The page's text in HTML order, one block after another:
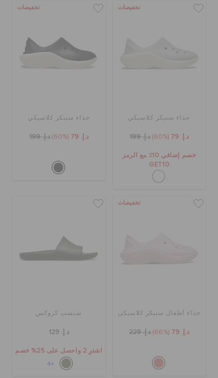
تخفيضات
حذاء سنيكر كلاسيكي
د.إ. 79 (60%) د.إ. 199
خصم إضافي 10٪ مع الرمز
GET10
تخفيضات
حذاء سنيكر كلاسيكي
د.إ. 79 (60%) د.إ. 199
تخفيضات
حذاء أطفال سنيكر كلاسيكي
د.إ. 79 (66%) د.إ. 229
شبشب كروكس
د.إ. 129
اشترِ 2 واحصل على 25% خصم
+4